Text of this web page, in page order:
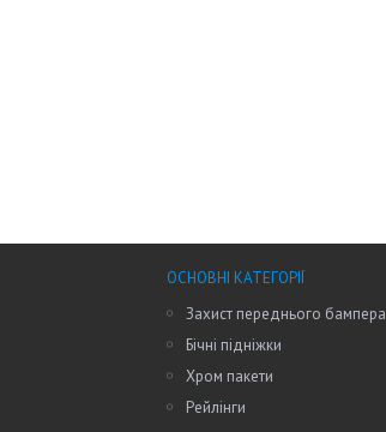
ОСНОВНІ КАТЕГОРІЇ
Захист переднього бампера
Бічні підніжки
Хром пакети
Рейлінги